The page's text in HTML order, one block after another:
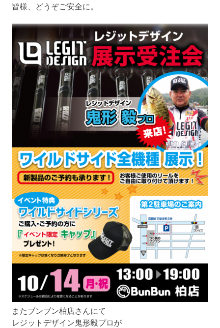
皆様、どうぞご安全に。
またブンブン柏店さんにて
レジットデザイン鬼形毅プロが